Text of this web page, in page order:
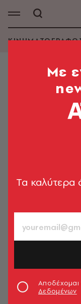
ΞΕΝΟΦΩΝ
Εμφάνιση
Mε
Tα καλύτερα
Αποδέχομαι
Δεδομένων